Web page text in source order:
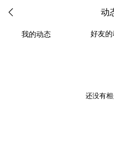
动
我的动态 好友的
还没有